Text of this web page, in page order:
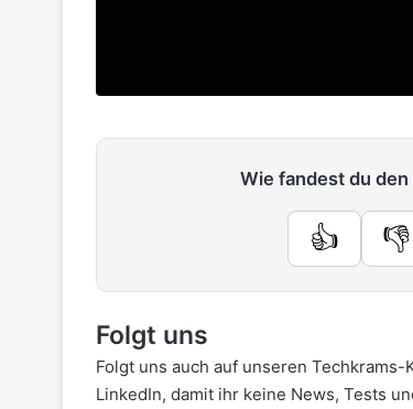
Wie fandest du
👍 👎
Folgt uns
Folgt uns auch auf unseren Techkrams-
LinkedIn, damit ihr keine News, Tests